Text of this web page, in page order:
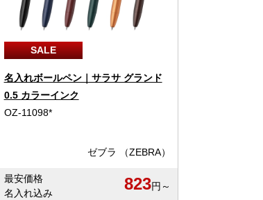
SALE
名入れボールペン｜サラサ グランド
0.5 カラーインク
OZ-11098*
ゼブラ （ZEBRA）
最安価格
名入れ込み
823円～